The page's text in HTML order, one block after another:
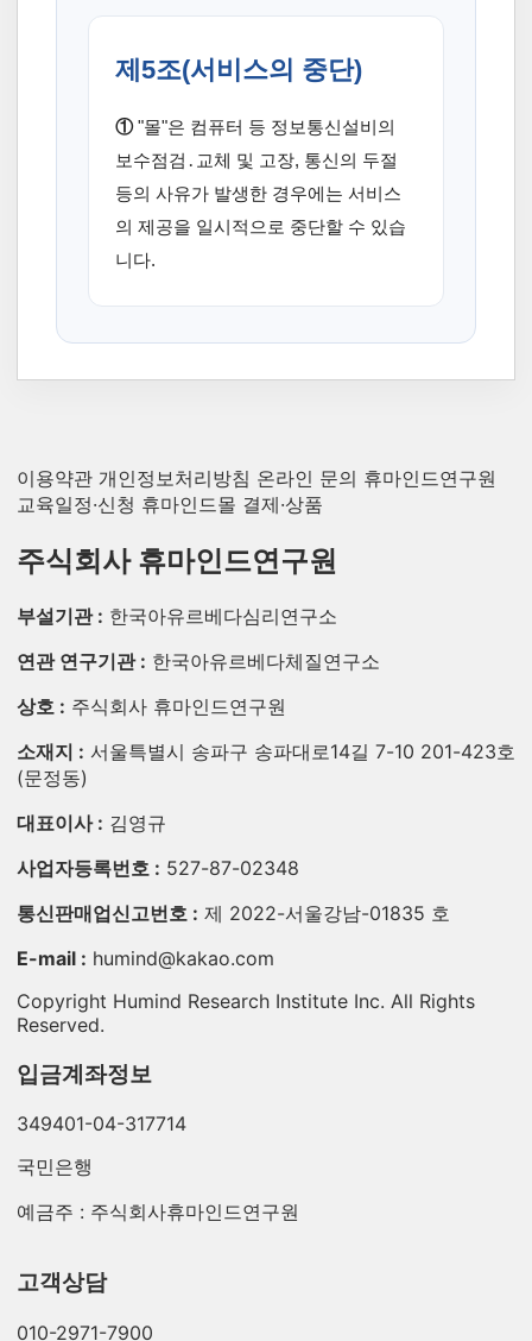
제5조(서비스의 중단)
①"몰"은 컴퓨터 등 정보통신설비의
보수점검․교체 및 고장, 통신의 두절
등의 사유가 발생한 경우에는 서비스
의 제공을 일시적으로 중단할 수 있습
니다.
이용약관 개인정보처리방침 온라인 문의 휴마인드연구원
교육일정·신청 휴마인드몰 결제·상품
주식회사 휴마인드연구원
부설기관 : 한국아유르베다심리연구소
연관 연구기관 : 한국아유르베다체질연구소
상호 : 주식회사 휴마인드연구원
소재지 : 서울특별시 송파구 송파대로14길 7-10 201-423호
(문정동)
대표이사 : 김영규
사업자등록번호 : 527-87-02348
통신판매업신고번호 : 제 2022-서울강남-01835 호
E-mail : humind@kakao.com
Copyright Humind Research Institute Inc. All Rights
Reserved.
입금계좌정보
349401-04-317714
국민은행
예금주 : 주식회사휴마인드연구원
고객상담
010-2971-7900